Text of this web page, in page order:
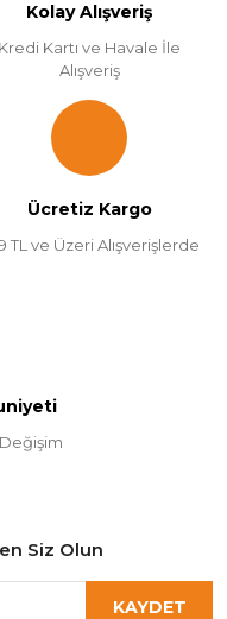
Kolay Alışveriş
Kredi Kartı ve Havale İle
Alışveriş
Ücretiz Kargo
TL ve Üzeri Alışverişlerde
Siz Olun
KAYDET